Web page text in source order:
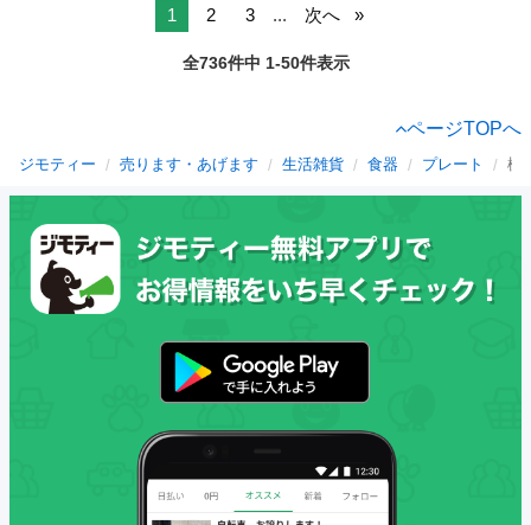
1 2 3 ... 次へ
全736件中 1-50件表示
ページTOPへ
ジモティー 売ります・あげます 生活雑貨 食器 プレート 栃